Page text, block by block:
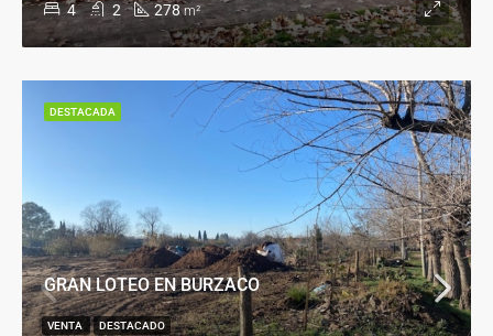
4 2 278 m²
GRAN LOTEO EN BURZACO
VENTA DESTACADO
DESTACADA